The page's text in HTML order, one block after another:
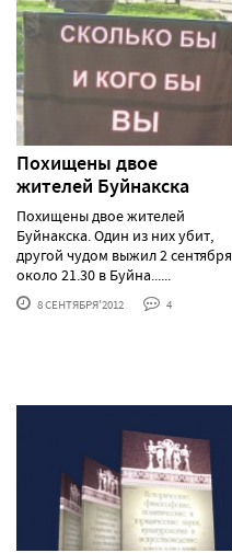
Похищены двое
жителей Буйнакска
Похищены двое жителей
Буйнакска. Один из них убит,
другой чудом выжил 2 сентября
около 21.30 в Буйна......
8 СЕНТЯБРЯ'2012 4